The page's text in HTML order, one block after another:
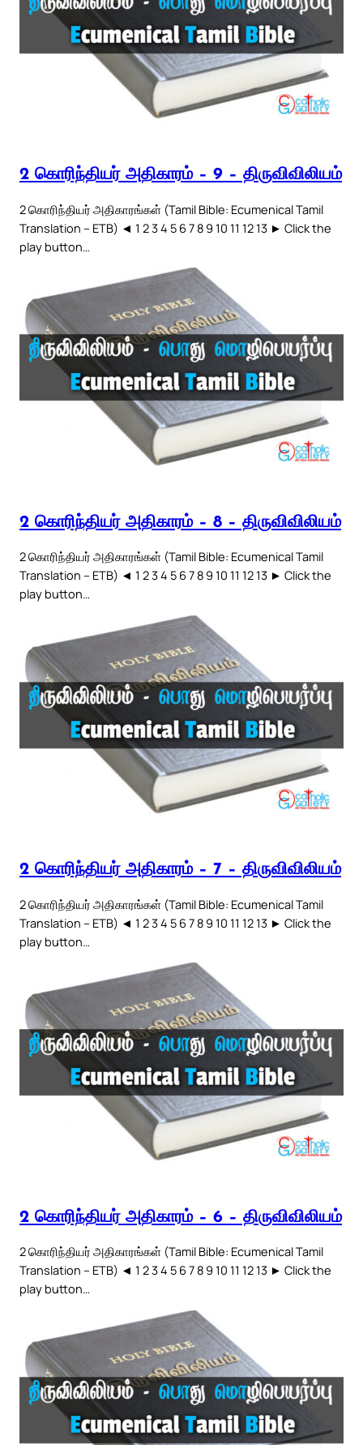
2 கொரிந்தியர் அதிகாரம் – 9 – திருவிவிலியம்
2 கொரிந்தியர் அதிகாரங்கள் (Tamil Bible: Ecumenical Tamil
Translation – ETB) ◄ 1 2 3 4 5 6 7 8 9 10 11 12 13 ► Click the
play button…
2 கொரிந்தியர் அதிகாரம் – 8 – திருவிவிலியம்
2 கொரிந்தியர் அதிகாரங்கள் (Tamil Bible: Ecumenical Tamil
Translation – ETB) ◄ 1 2 3 4 5 6 7 8 9 10 11 12 13 ► Click the
play button…
2 கொரிந்தியர் அதிகாரம் – 7 – திருவிவிலியம்
2 கொரிந்தியர் அதிகாரங்கள் (Tamil Bible: Ecumenical Tamil
Translation – ETB) ◄ 1 2 3 4 5 6 7 8 9 10 11 12 13 ► Click the
play button…
2 கொரிந்தியர் அதிகாரம் – 6 – திருவிவிலியம்
2 கொரிந்தியர் அதிகாரங்கள் (Tamil Bible: Ecumenical Tamil
Translation – ETB) ◄ 1 2 3 4 5 6 7 8 9 10 11 12 13 ► Click the
play button…